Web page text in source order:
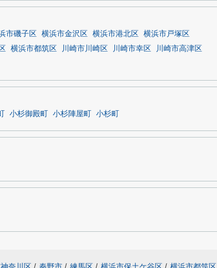
市磯子区 横浜市金沢区 横浜市港北区
横浜市戸塚区
横浜市都筑区 川崎市川崎区 川崎市幸区
川崎市高津区
小杉御殿町 小杉陣屋町 小杉町